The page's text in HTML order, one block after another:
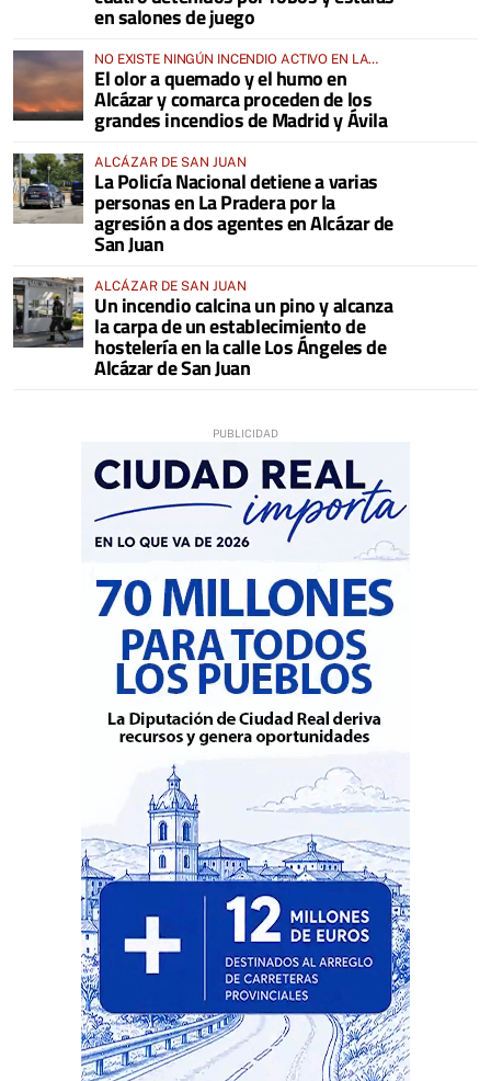
en salones de juego
NO EXISTE NINGÚN INCENDIO ACTIVO EN LA
COMARCA
El olor a quemado y el humo en
Alcázar y comarca proceden de los
grandes incendios de Madrid y Ávila
ALCÁZAR DE SAN JUAN
La Policía Nacional detiene a varias
personas en La Pradera por la
agresión a dos agentes en Alcázar de
San Juan
ALCÁZAR DE SAN JUAN
Un incendio calcina un pino y alcanza
la carpa de un establecimiento de
hostelería en la calle Los Ángeles de
Alcázar de San Juan